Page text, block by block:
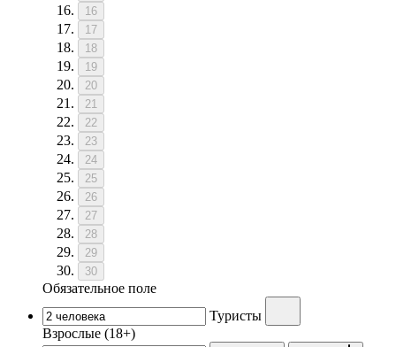
16
17
18
19
20
21
22
23
24
25
26
27
28
29
30
Обязательное поле
Туристы
Взрослые (18+)